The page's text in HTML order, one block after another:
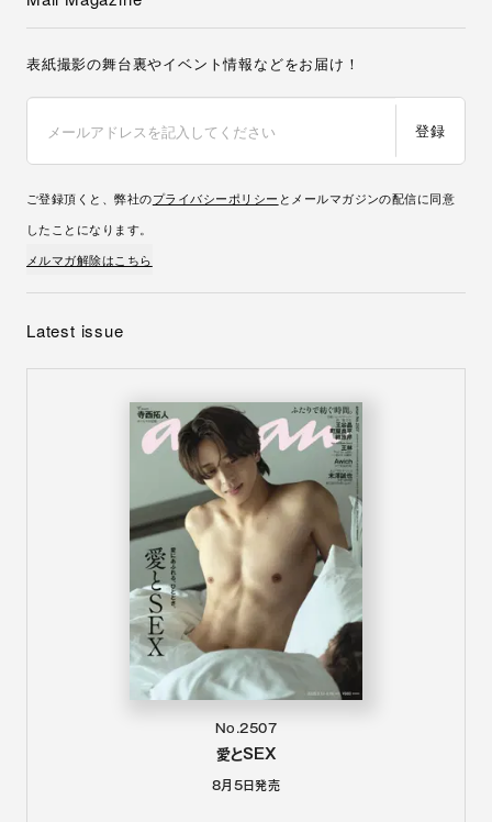
表紙撮影の舞台裏やイベント情報などをお届け！
登録
ご登録頂くと、弊社のプライバシーポリシー とメールマガジンの配信に同意
したことになります。
メルマガ解除はこちら
Latest issue
No.2507
愛とSEX
8月5日発売